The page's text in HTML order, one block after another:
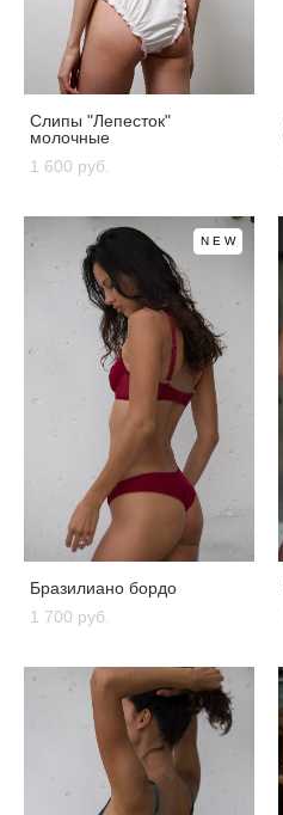
Слипы "Лепесток"
молочные
1 600 pуб.
NEW
Бразилиано бордо
1 700 pуб.